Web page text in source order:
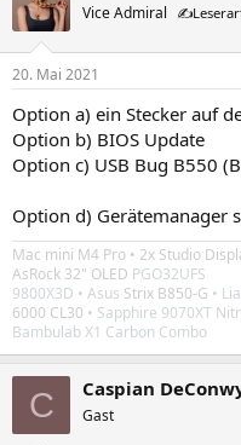
Vice Admiral
20. Mai 2021
Option a) ein Stecker auf
Option b) BIOS Update
Option c) USB Bug B550
Option d) Gerätemanager
Mac mini M4 Pro • 2x Studio
AsRock 32" OLED PGO32UFS
9800X3D • Asus Strix B850-G •
6000 CL30 • Sapphire 9070XT
Bambulab X1 Carbon Combo
C Caspian
Gast